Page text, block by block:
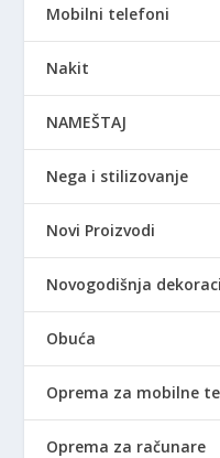
Mobilni telefoni
Nakit
NAMEŠTAJ
Nega i stilizovanje
Novi Proizvodi
Novogodišnja
Obuća
Oprema za mobilne
Oprema za računare